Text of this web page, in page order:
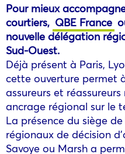
Pour mieux
courtiers, QBE France
nouvelle délégation
Sud-Ouest.
Déjà présent à Paris,
cette ouverture permet
assureurs et
ancrage régional sur le
La présence du siège
régionaux de décision
Savoye ou Marsh a